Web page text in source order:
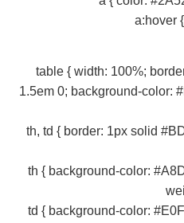
a:hover
table { width: 100%;
1.5em 0; background-color:
th, td { border: 1px solid
th { background-color:
td { background-color: